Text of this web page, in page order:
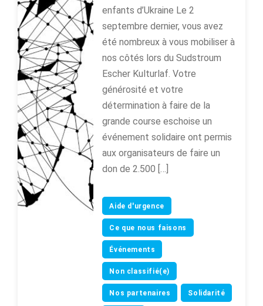
enfants d’Ukraine Le 2
septembre dernier, vous avez
été nombreux à vous mobiliser à
nos côtés lors du Sudstroum
Escher Kulturlaf. Votre
générosité et votre
détermination à faire de la
grande course eschoise un
événement solidaire ont permis
aux organisateurs de faire un
don de 2.500 […]
Aide d'urgence
Ce que nous faisons
Événements
Non classifié(e)
Nos partenaires Solidarité